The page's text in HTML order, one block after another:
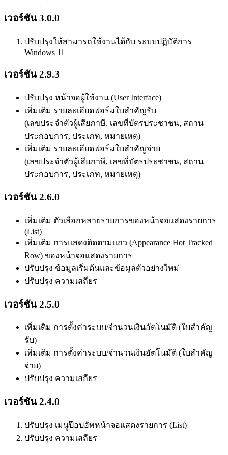
เวอร์ชัน 3.0.0
ปรับปรุงให้สามารถใช้งานได้กับ ระบบปฏิบัติการ
Windows 11
เวอร์ชัน 2.9.3
ปรับปรุง หน้าจอผู้ใช้งาน (User Interface)
เพิ่มเติม รายละเอียดฟอร์มใบสำคัญรับ
(เลขประจำตัวผู้เสียภาษี, เลขที่บัตรประชาชน, สถาน
ประกอบการ, ประเภท, หมายเหตุ)
เพิ่มเติม รายละเอียดฟอร์มใบสำคัญจ่าย
(เลขประจำตัวผู้เสียภาษี, เลขที่บัตรประชาชน, สถาน
ประกอบการ, ประเภท, หมายเหตุ)
เวอร์ชัน 2.6.0
เพิ่มเติม ตัวเลือกหลายรายการของหน้าจอแสดงรายการ
(List)
เพิ่มเติม การแสดงติดตามแถว (Appearance Hot Tracked
Row) ของหน้าจอแสดงรายการ
ปรับปรุง ข้อมูลเริ่มต้นและข้อมูลตัวอย่างใหม่
ปรับปรุง ความเสถียร
เวอร์ชัน 2.5.0
เพิ่มเติม การตั้งค่าระบบ/จำนวนเงินอัตโนมัติ (ใบสำคัญ
รับ)
เพิ่มเติม การตั้งค่าระบบ/จำนวนเงินอัตโนมัติ (ใบสำคัญ
จ่าย)
ปรับปรุง ความเสถียร
เวอร์ชัน 2.4.0
ปรับปรุง เมนูป๊อปอัพหน้าจอแสดงรายการ (List)
ปรับปรุง ความเสถียร